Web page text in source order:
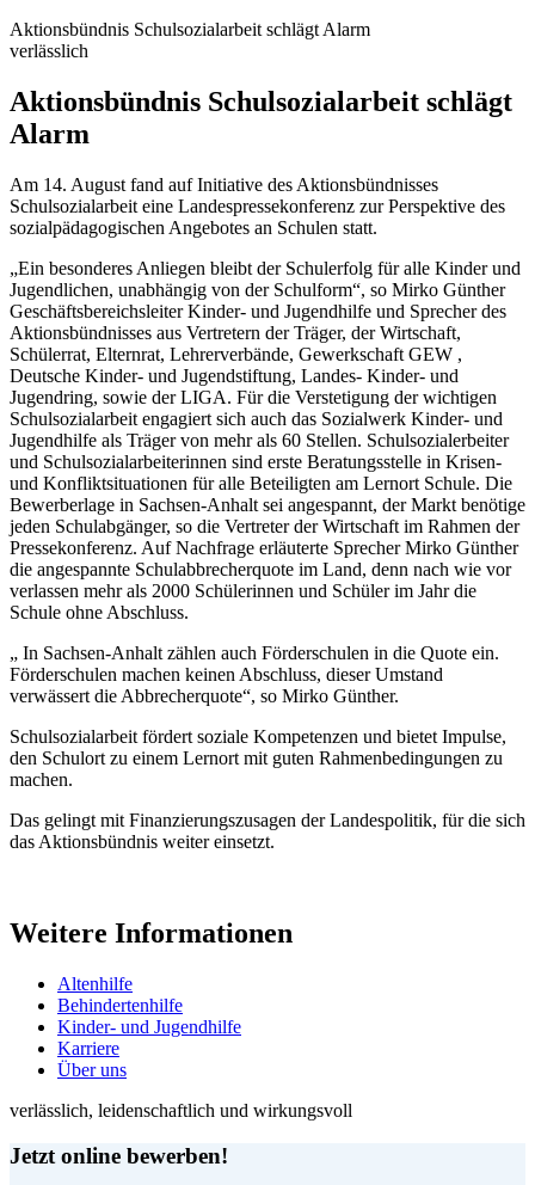
Aktionsbündnis Schulsozialarbeit schlägt Alarm
verlässlich
Aktionsbündnis Schulsozialarbeit schlägt
Alarm
Am 14. August fand auf Initiative des Aktionsbündnisses
Schulsozialarbeit eine Landespressekonferenz zur Perspektive des
sozialpädagogischen Angebotes an Schulen statt.
„Ein besonderes Anliegen bleibt der Schulerfolg für alle Kinder und
Jugendlichen, unabhängig von der Schulform“, so Mirko Günther
Geschäftsbereichsleiter Kinder- und Jugendhilfe und Sprecher des
Aktionsbündnisses aus Vertretern der Träger, der Wirtschaft,
Schülerrat, Elternrat, Lehrerverbände, Gewerkschaft GEW ,
Deutsche Kinder- und Jugendstiftung, Landes- Kinder- und
Jugendring, sowie der LIGA. Für die Verstetigung der wichtigen
Schulsozialarbeit engagiert sich auch das Sozialwerk Kinder- und
Jugendhilfe als Träger von mehr als 60 Stellen. Schulsozialerbeiter
und Schulsozialarbeiterinnen sind erste Beratungsstelle in Krisen-
und Konfliktsituationen für alle Beteiligten am Lernort Schule. Die
Bewerberlage in Sachsen-Anhalt sei angespannt, der Markt benötige
jeden Schulabgänger, so die Vertreter der Wirtschaft im Rahmen der
Pressekonferenz. Auf Nachfrage erläuterte Sprecher Mirko Günther
die angespannte Schulabbrecherquote im Land, denn nach wie vor
verlassen mehr als 2000 Schülerinnen und Schüler im Jahr die
Schule ohne Abschluss.
„ In Sachsen-Anhalt zählen auch Förderschulen in die Quote ein.
Förderschulen machen keinen Abschluss, dieser Umstand
verwässert die Abbrecherquote“, so Mirko Günther.
Schulsozialarbeit fördert soziale Kompetenzen und bietet Impulse,
den Schulort zu einem Lernort mit guten Rahmenbedingungen zu
machen.
Das gelingt mit Finanzierungszusagen der Landespolitik, für die sich
das Aktionsbündnis weiter einsetzt.
Weitere Informationen
Altenhilfe
Behindertenhilfe
Kinder- und Jugendhilfe
Karriere
Über uns
verlässlich, leidenschaftlich und wirkungsvoll
Jetzt online bewerben!